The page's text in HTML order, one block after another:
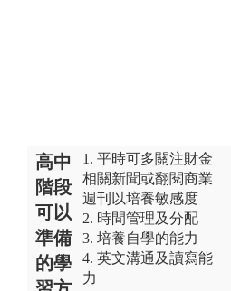
高中
階段
可以
準備
的學
1. 平時可多關注財金
相關新聞或翻閱商業
週刊以培養敏感度
2. 時間管理及分配
3. 培養自學的能力
4. 英文溝通及讀寫能
力